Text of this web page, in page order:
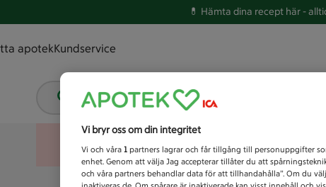
💊 Hämta dina recept här -
apotekKundservice
Vad letar du efter idag?
Vi bryr oss om din integritet
Vi och våra 1 partners lagrar och får tillgång till personuppgifter
enhet. Genom att välja Jag accepterar tillåter du att
och våra partners behandlar data för att tillhandahålla”. Om du